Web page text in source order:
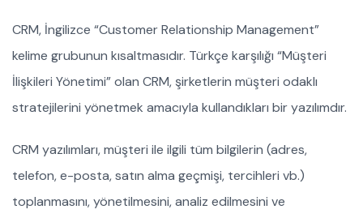
CRM, İngilizce “Customer Relationship Management”
kelime grubunun kısaltmasıdır. Türkçe karşılığı “Müşteri
İlişkileri Yönetimi” olan CRM, şirketlerin müşteri odaklı
stratejilerini yönetmek amacıyla kullandıkları bir yazılımdır.
CRM yazılımları, müşteri ile ilgili tüm bilgilerin (adres,
telefon, e-posta, satın alma geçmişi, tercihleri vb.)
toplanmasını, yönetilmesini, analiz edilmesini ve